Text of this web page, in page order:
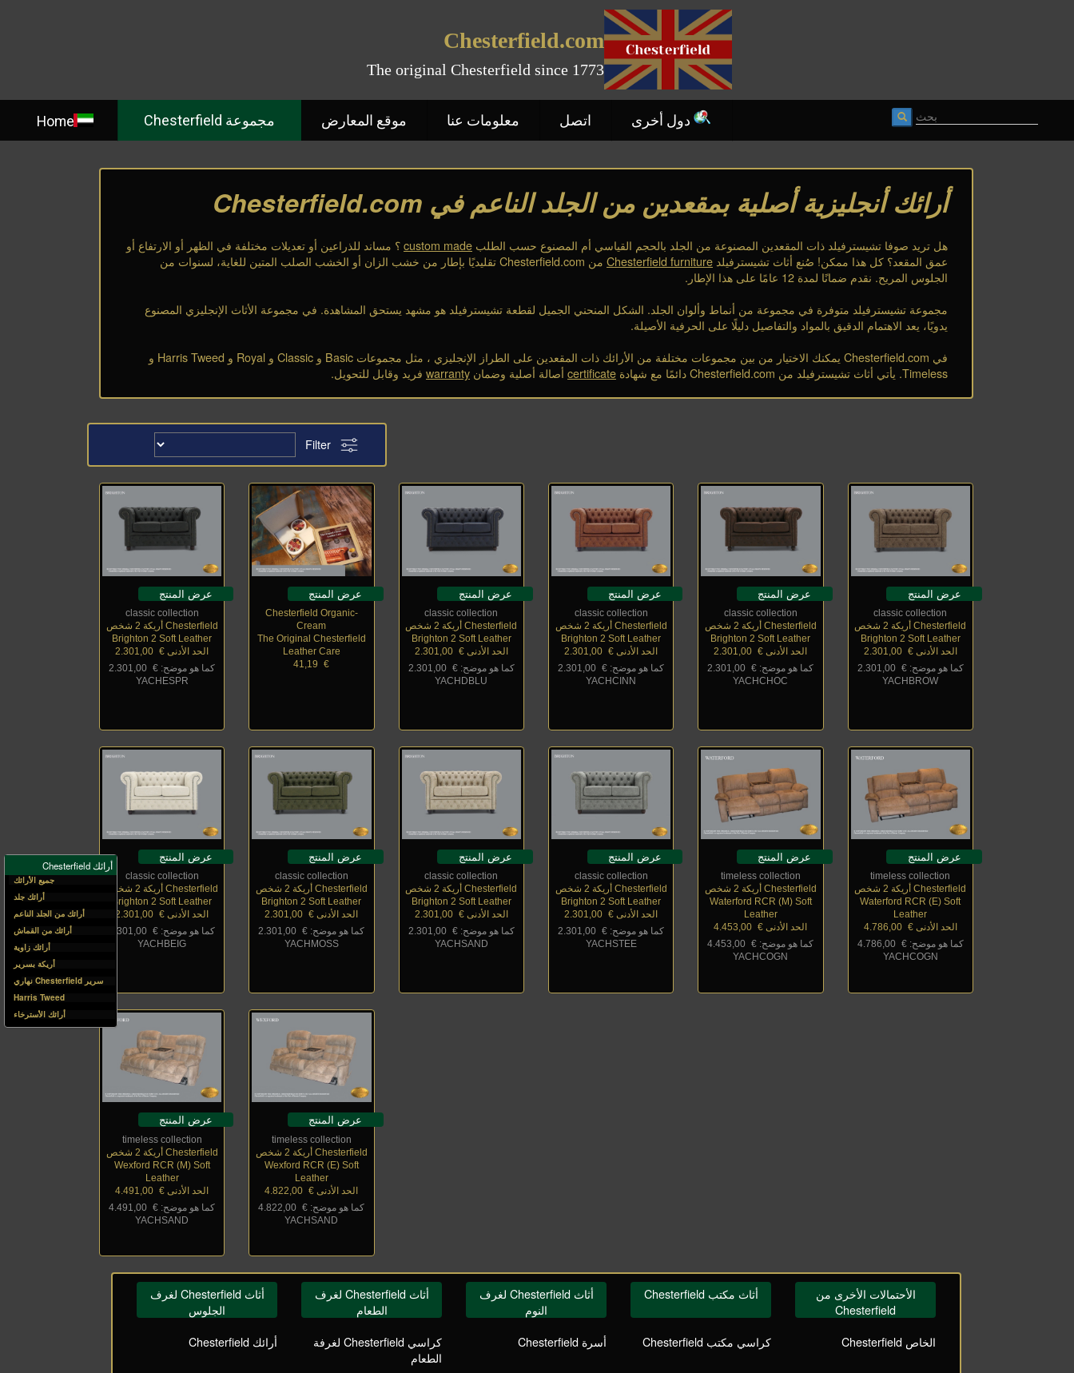
Chesterfield.com
The original Chesterfield since 1773
Home مجموعة Chesterfield موقع المعارض معلومات عنا اتصل دول أخرى
أرائك أنجليزية أصلية بمقعدين من الجلد الناعم في Chesterfield.com
هل تريد صوفا تشيسترفيلد ذات المقعدين المصنوعة من الجلد بالحجم القياسي أم المصنوع حسب الطلب custom made ؟ مساند للذراعين أو تعديلات مختلفة في الظهر أو الارتفاع أو
عمق المقعد؟ كل هذا ممكن! صُنع أثاث تشيسترفيلد Chesterfield furniture
من Chesterfield.com تقليديًا بإطار من خشب الزان أو الخشب الصلب المتين للغاية، لسنوات من
الجلوس المريح. نقدم ضمانًا لمدة 12 عامًا على هذا الإطار.
مجموعة تشيسترفيلد متوفرة في مجموعة من أنماط وألوان الجلد. الشكل المنحني الجميل لقطعة تشيسترفيلد هو مشهد يستحق المشاهدة. في مجموعة الأثاث الإنجليزي المصنوع
يدويًا، يعد الاهتمام الدقيق بالمواد والتفاصيل دليلًا على الحرفية الأصيلة.
في Chesterfield.com يمكنك الاختيار من بين مجموعات مختلفة من الأرائك ذات المقعدين على الطراز الإنجليزي ، مثل مجموعات Basic و Classic و Royal و Harris Tweed و
Timeless. يأتي أثاث تشيسترفيلد من Chesterfield.com دائمًا مع شهادة
certificate أصالة أصلية وضمان warranty فريد وقابل للتحويل.
Filter
عرض المنتج
classic collection
Chesterfield أريكة 2 شخص
Brighton 2 Soft Leather
الحد الأدنى €_
2.301,00
كما هو موضح: €_
2.301,00
YACHESPR
عرض المنتج
Chesterfield Organic-
Cream
The Original Chesterfield
Leather Care
€
_
41,19
عرض المنتج
classic collection
Chesterfield أريكة 2 شخص
Brighton 2 Soft Leather
الحد الأدنى € _
2.301,00
كما هو موضح: € _
2.301,00
YACHDBLU
عرض المنتج
classic collection
Chesterfield أريكة 2 شخص
Brighton 2 Soft Leather
الحد الأدنى €_
2.301,00
كما هو موضح: €_
2.301,00
YACHCINN
عرض المنتج
classic collection
Chesterfield أريكة 2 شخص
Brighton 2 Soft Leather
الحد الأدنى €_
2.301,00
كما هو موضح: €_
2.301,00
YACHCHOC
عرض المنتج
classic collection
Chesterfield أريكة 2 شخص
Brighton 2 Soft Leather
الحد الأدنى € _
2.301,00
كما هو موضح: € _
2.301,00
YACHBROW
عرض المنتج
classic collection
Chesterfield أريكة 2 شخص
Brighton 2 Soft Leather
الحد الأدنى €_
2.301,00
كما هو موضح: €_
2.301,00
YACHBEIG
عرض المنتج
classic collection
Chesterfield أريكة 2 شخص
Brighton 2 Soft Leather
الحد الأدنى €_
2.301,00
كما هو موضح: €_
2.301,00
YACHMOSS
عرض المنتج
classic collection
Chesterfield أريكة 2 شخص
Brighton 2 Soft Leather
الحد الأدنى € _
2.301,00
كما هو موضح: € _
2.301,00
YACHSAND
عرض المنتج
classic collection
Chesterfield أريكة 2 شخص
Brighton 2 Soft Leather
الحد الأدنى €_
2.301,00
كما هو موضح: €_
2.301,00
YACHSTEE
عرض المنتج
timeless collection
Chesterfield أريكة 2 شخص
Waterford RCR (M) Soft
Leather
الحد الأدنى €_
4.453,00
كما هو موضح: €_
4.453,00
YACHCOGN
عرض المنتج
timeless collection
Chesterfield أريكة 2 شخص
Waterford RCR (E) Soft
Leather
الحد الأدنى € _
4.786,00
كما هو موضح: € _
4.786,00
YACHCOGN
عرض المنتج
timeless collection
Chesterfield أريكة 2 شخص
Wexford RCR (M) Soft
Leather
الحد الأدنى €_
4.491,00
كما هو موضح: €_
4.491,00
YACHSAND
عرض المنتج
timeless collection
Chesterfield أريكة 2 شخص
Wexford RCR (E) Soft
Leather
الحد الأدنى €_
4.822,00
كما هو موضح: €_
4.822,00
YACHSAND
أثاث Chesterfield لغرف
الجلوس
أرائك Chesterfield
أثاث Chesterfield لغرف
الطعام
كراسي Chesterfield لغرفة
الطعام
أثاث Chesterfield لغرف
النوم
أسرة Chesterfield
أثاث مكتب Chesterfield
كراسي مكتب Chesterfield
الأحتمالات الأخرى من
Chesterfield
الخاص Chesterfield
أرائك Chesterfield
جميع الأرائك
أرائك جلد
أرائك من الجلد الناعم
أرائك من القماش
أرائك زاوية
أريكة بسرير
سرير Chesterfield نهاري
Harris Tweed
أرائك الأسترخاء